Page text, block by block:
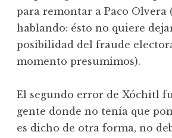
para remontar a Paco Olvera
hablando: ésto no quiere
posibilidad del fraude
momento presumimos).
El segundo error de Xóchitl
gente donde no tenía que
es dicho de otra forma, no